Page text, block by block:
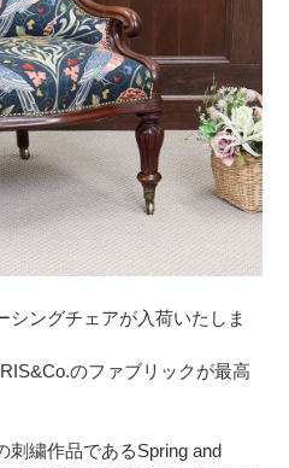
シングチェアが入荷いたしま
のファブリックが最高
刺繍作品であるSpring and